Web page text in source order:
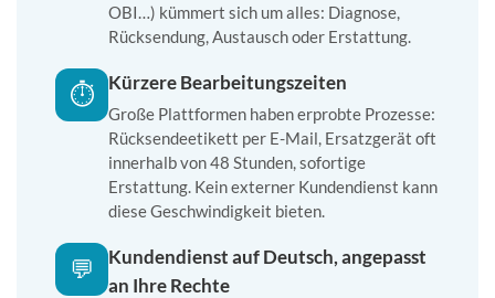
OBI…) kümmert sich um alles: Diagnose,
Rücksendung, Austausch oder Erstattung.
⏱️ Kürzere Bearbeitungszeiten
Große Plattformen haben erprobte Prozesse:
Rücksendeetikett per E-Mail, Ersatzgerät oft
innerhalb von 48 Stunden, sofortige
Erstattung. Kein externer Kundendienst kann
diese Geschwindigkeit bieten.
💬
Kundendienst auf Deutsch, angepasst
an Ihre Rechte